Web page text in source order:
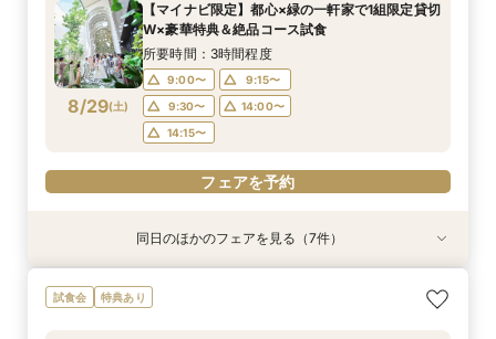
8/28(金)
11:00〜
14:00〜
17:00〜
フェアを予約
8/28(金)
11:00〜
14:00〜
17:00〜
フェアを予約
8/28(金)
11:00〜
14:00〜
17:00〜
フェアを予約
8/28(金)
11:00〜
14:00〜
17:00〜
フェアを予約
8/28(金)
12:00〜
15:00〜
17:00〜
フェアを予約
8/29(土)
【マイナビ限定】都心×緑の一軒家で1組限定貸切
W×豪華特典＆絶品コース試食
所要時間：3時間程度
9:00〜
9:15〜
9:30〜
14:00〜
14:15〜
フェアを予約
特典あり 動画あり
＼初見学に◎／心躍る花嫁の第一歩♪見積もり相
談＆豪華試食
特典あり
《1件目見学でドレス特典付》全館見学＆試食付
き！丸ごと相談会*
【オンライン開催】遠方在住でも安心◆バーチャ
ル見学＆相談会
特典あり
【マタニティ花嫁】貸切空間＆短期間でもOKの
安心相談会*
特典あり
【少人数W】挙式＆会食プラン♪白樺の森チャペ
ル×厳選牛試食
特典あり
《徹底比較*2件目以降の方へ》見積り相談×憧れ
の邸宅貸切体験
特典あり
【貸切で叶うペット婚】全館一緒OK★ペット
ウェディング相談会
同日のほかのフェアを見る（7件）
試食会 特典あり